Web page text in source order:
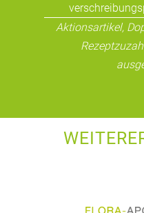
Aktionsartikel,